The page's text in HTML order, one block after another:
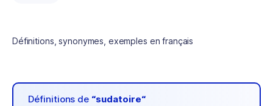
Définitions, synonymes, exemples en français
Définitions de “sudatoire“